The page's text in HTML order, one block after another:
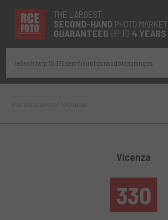
THE LARGEST
SECOND-HAND PHOTO MARKET
GUARANTEED UP TO 4 YEARS
Ieškok tarp 19.175 sertifikuotos naudotos įrangos
Vicenza
330